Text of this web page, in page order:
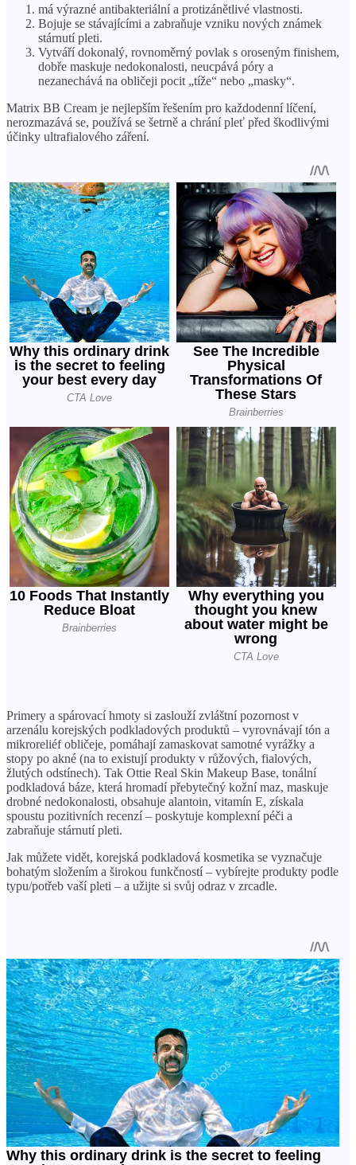
má výrazné antibakteriální a protizánětlivé vlastnosti.
Bojuje se stávajícími a zabraňuje vzniku nových známek
stárnutí pleti.
Vytváří dokonalý, rovnoměrný povlak s oroseným finishem,
dobře maskuje nedokonalosti, neucpává póry a
nezanechává na obličeji pocit „tíže“ nebo „masky“.
Matrix BB Cream je nejlepším řešením pro každodenní líčení,
nerozmazává se, používá se šetrně a chrání pleť před škodlivými
účinky ultrafialového záření.
Primery a spárovací hmoty si zaslouží zvláštní pozornost v
arzenálu korejských podkladových produktů – vyrovnávají tón a
mikroreliéf obličeje, pomáhají zamaskovat samotné vyrážky a
stopy po akné (na to existují produkty v růžových, fialových,
žlutých odstínech). Tak Ottie Real Skin Makeup Base, tonální
podkladová báze, která hromadí přebytečný kožní maz, maskuje
drobné nedokonalosti, obsahuje alantoin, vitamín E, získala
spoustu pozitivních recenzí – poskytuje komplexní péči a
zabraňuje stárnutí pleti.
Jak můžete vidět, korejská podkladová kosmetika se vyznačuje
bohatým složením a širokou funkčností – vybírejte produkty podle
typu/potřeb vaší pleti – a užijte si svůj odraz v zrcadle.